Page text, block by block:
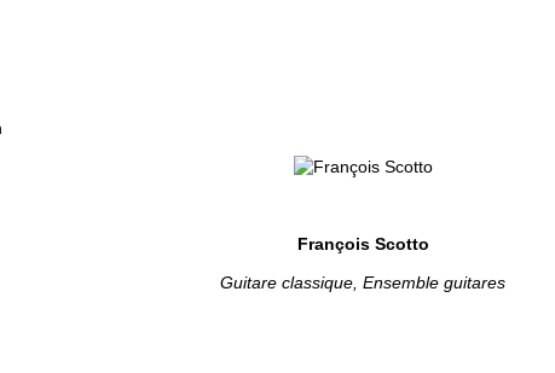
François Scotto
Guitare classique, Ensemble guitares